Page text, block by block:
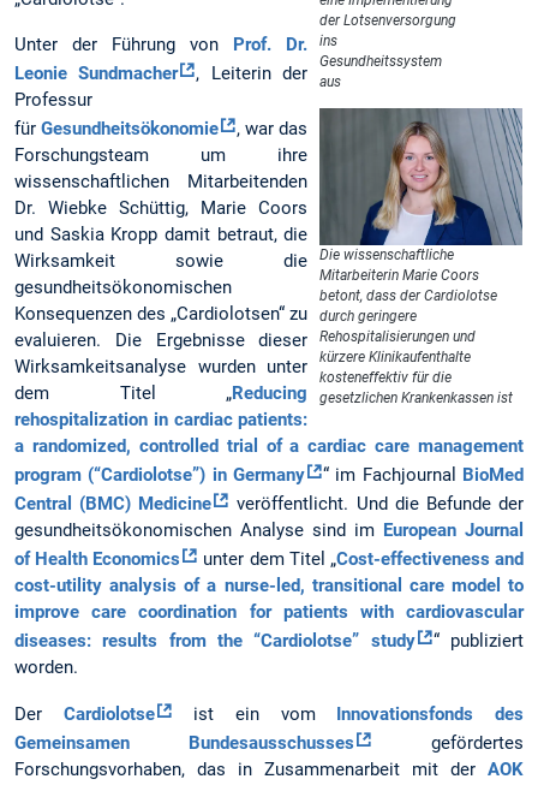
der Lotsenversorgung
ins
Gesundheitssystem
aus
Die wissenschaftliche
Mitarbeiterin Marie Coors
betont, dass der Cardiolotse
durch geringere
Rehospitalisierungen und
kürzere Klinikaufenthalte
kosteneffektiv für die
gesetzlichen Krankenkassen ist
Unter der Führung von Prof. Dr.
Leonie Sundmacher
, Leiterin der
Professur
fürGesundheitsökonomie
, war das
Forschungsteam um ihre
wissenschaftlichen Mitarbeitenden
Dr. Wiebke Schüttig, Marie Coors
und Saskia Kropp damit betraut, die
Wirksamkeit sowie die
gesundheitsökonomischen
Konsequenzen des „Cardiolotsen“ zu
evaluieren. Die Ergebnisse dieser
Wirksamkeitsanalyse wurden unter
dem Titel „Reducing
rehospitalization in cardiac patients:
a randomized, controlled trial of a cardiac care management
program (“Cardiolotse”) in Germany
“ im Fachjournal BioMed
Central (BMC) Medicine
veröffentlicht. Und die Befunde der
gesundheitsökonomischen Analyse sind im European Journal
of Health Economics
unter dem Titel „Cost-effectiveness and
cost-utility analysis of a nurse-led, transitional care model to
improve care coordination for patients with cardiovascular
diseases: results from the “Cardiolotse” study
“ publiziert
worden.
Der Cardiolotse ist ein vom Innovationsfonds des
Gemeinsamen Bundesausschusses
gefördertes
Forschungsvorhaben, das in Zusammenarbeit mit der AOK